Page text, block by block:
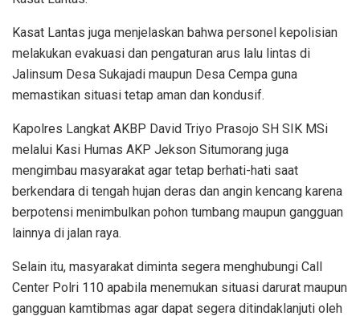
Kasat Lantas juga menjelaskan bahwa personel kepolisian
melakukan evakuasi dan pengaturan arus lalu lintas di
Jalinsum Desa Sukajadi maupun Desa Cempa guna
memastikan situasi tetap aman dan kondusif.
Kapolres Langkat AKBP David Triyo Prasojo SH SIK MSi
melalui Kasi Humas AKP Jekson Situmorang juga
mengimbau masyarakat agar tetap berhati-hati saat
berkendara di tengah hujan deras dan angin kencang karena
berpotensi menimbulkan pohon tumbang maupun gangguan
lainnya di jalan raya.
Selain itu, masyarakat diminta segera menghubungi Call
Center Polri 110 apabila menemukan situasi darurat maupun
gangguan kamtibmas agar dapat segera ditindaklanjuti oleh